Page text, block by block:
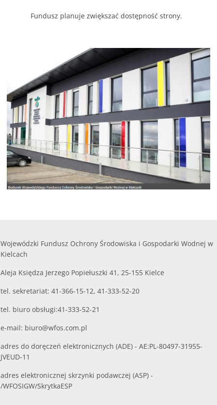
Fundusz planuje zwiększać dostępność strony.
Wojewódzki Fundusz Ochrony Środowiska i Gospodarki Wodnej w
Kielcach
Aleja Księdza Jerzego Popiełuszki 41, 25-155 Kielce
tel. sekretariat: 41-366-15-12, 41-333-52-20
tel. biuro obsługi:41-333-52-21
e-mail: biuro@wfos.com.pl
adres do doręczeń elektronicznych (ADE) - AE:PL-80497-31955-
JVEUD-11
adres elektronicznej skrzynki podawczej (ASP) -
/WFOSIGW/SkrytkaESP